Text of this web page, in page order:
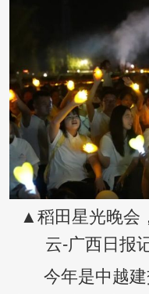
▲稻田星光晚会
云-广西日报
今年是中越建